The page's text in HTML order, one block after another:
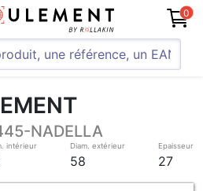
0
NADELLA
intérieur Diam. extérieur
58
Epaisseur
27